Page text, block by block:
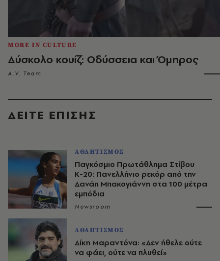
MORE IN CULTURE
Δύσκολο κουίζ: Οδύσσεια και Όμηρος
A.V. Team
ΔΕΙΤΕ ΕΠΙΣΗΣ
ΑΘΛΗΤΙΣΜΟΣ
Παγκόσμιο Πρωτάθλημα Στίβου
Κ-20: Πανελλήνιο ρεκόρ από την
Δανάη Μπακογιάννη στα 100 μέτρα
εμπόδια
Newsroom
ΑΘΛΗΤΙΣΜΟΣ
Δίκη Μαραντόνα: «Δεν ήθελε ούτε
να φάει, ούτε να πλυθεί»